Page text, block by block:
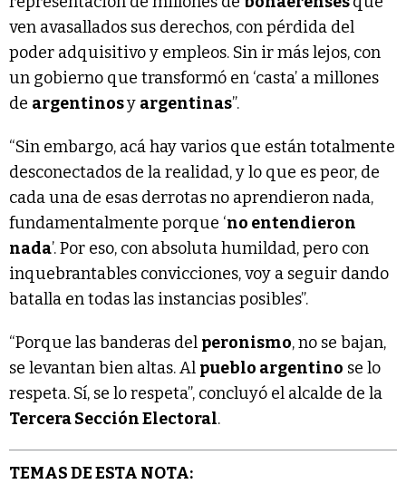
ven avasallados sus derechos, con pérdida del
poder adquisitivo y empleos. Sin ir más lejos, con
un gobierno que transformó en ‘casta’ a millones
de argentinosy argentinas”.
“Sin embargo, acá hay varios que están totalmente
desconectados de la realidad, y lo que es peor, de
cada una de esas derrotas no aprendieron nada,
fundamentalmente porque ‘no entendieron
nada’. Por eso, con absoluta humildad, pero con
inquebrantables convicciones, voy a seguir dando
batalla en todas las instancias posibles”.
“Porque las banderas del peronismo, no se bajan,
se levantan bien altas. Al pueblo argentino se lo
respeta. Sí, se lo respeta”, concluyó el alcalde de la
Tercera Sección Electoral.
TEMAS DE ESTA NOTA: